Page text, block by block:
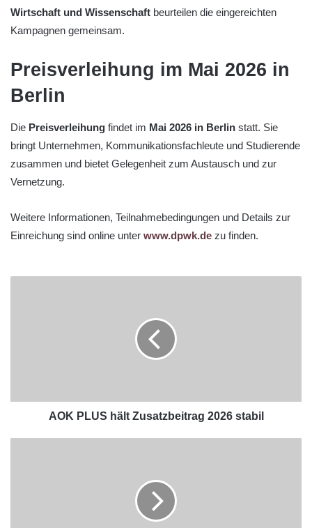
Wirtschaft und Wissenschaft beurteilen die eingereichten
Kampagnen gemeinsam.
Preisverleihung im Mai 2026 in
Berlin
Die Preisverleihung findet im Mai 2026 in Berlin statt. Sie
bringt Unternehmen, Kommunikationsfachleute und Studierende
zusammen und bietet Gelegenheit zum Austausch und zur
Vernetzung.
Weitere Informationen, Teilnahmebedingungen und Details zur
Einreichung sind online unter www.dpwk.de zu finden.
AOK PLUS hält Zusatzbeitrag 2026 stabil